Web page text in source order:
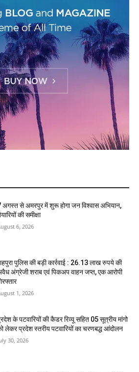
अगस्त से अमरपुर में शुरू होगा जन विश्वास अभियान,
की समीक्षा
6, 2026
पुलिस की बड़ी कार्रवाई : 26.13 लाख रुपये की
अंग्रेजी शराब एवं पिकअप वाहन जप्त, एक आरोपी
1, 2026
के पटवारियों की कैडर रिव्यू सहित 05 सूत्रीय मांगो
लेकर प्रदेश स्तरीय पटवारियों का चरणबद्ध आंदोलन
30, 2026